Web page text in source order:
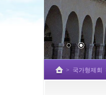
> 국가형제회